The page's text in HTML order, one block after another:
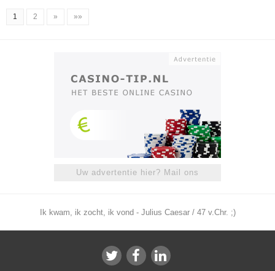
1 2 » »»
Uw advertentie hier? Mail ons
Ik kwam, ik zocht, ik vond - Julius Caesar / 47 v.Chr. ;)